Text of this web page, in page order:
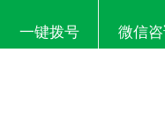
三先动态
一键拨号 微信